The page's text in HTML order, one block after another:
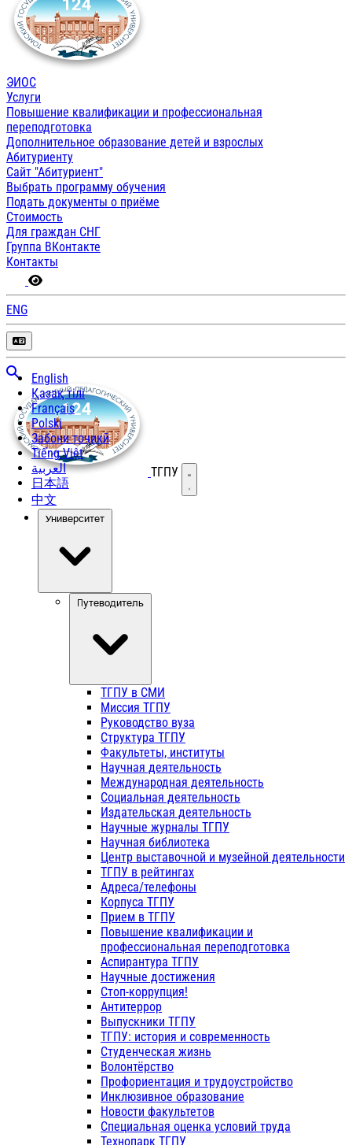
ЭИОС
Услуги
Повышение квалификации и профессиональная
переподготовка
Дополнительное образование детей и взрослых
Абитуриенту
Сайт "Абитуриент"
Выбрать программу обучения
Подать документы о приёме
Стоимость
Для граждан СНГ
Группа ВКонтакте
Контакты
ENG
English
Қазақ тілі
Français
Polski
Забони тоҷикӣ
Tiếng Việt
العربية
日本語
中文
ТГПУ Открыть меню
Университет
Путеводитель
ТГПУ в СМИ
Миссия ТГПУ
Руководство вуза
Структура ТГПУ
Факультеты, институты
Научная деятельность
Международная деятельность
Социальная деятельность
Издательская деятельность
Научные журналы ТГПУ
Научная библиотека
Центр выставочной и музейной деятельности
ТГПУ в рейтингах
Адреса/телефоны
Корпуса ТГПУ
Прием в ТГПУ
Повышение квалификации и
профессиональная переподготовка
Аспирантура ТГПУ
Научные достижения
Стоп-коррупция!
Антитеррор
Выпускники ТГПУ
ТГПУ: история и современность
Студенческая жизнь
Волонтёрство
Профориентация и трудоустройство
Инклюзивное образование
Новости факультетов
Специальная оценка условий труда
Технопарк ТГПУ